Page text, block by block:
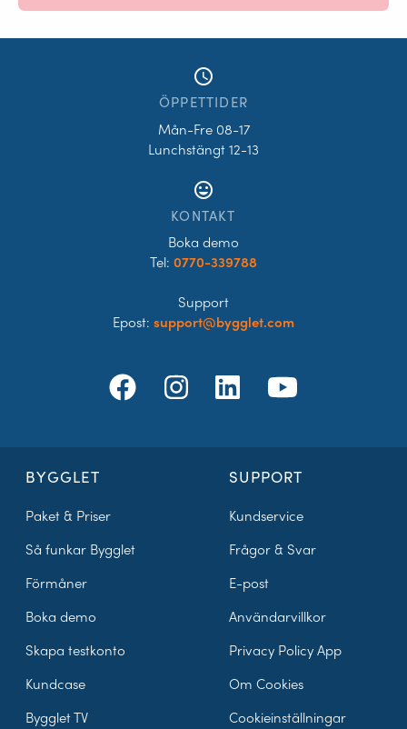
BYGGLET
Paket & Priser
Så funkar Bygglet
Förmåner
Boka demo
Skapa testkonto
Kundcase
Bygglet TV
SUPPORT
Kundservice
Frågor & Svar
E-post
Användarvillkor
Privacy Policy App
Om Cookies
Cookieinställningar
access_time
ÖPPETTIDER
Mån-Fre 08-17
Lunchstängt 12-13
tag_faces
KONTAKT
Boka demo
Tel: 0770-339788
Support
Epost: support@bygglet.com